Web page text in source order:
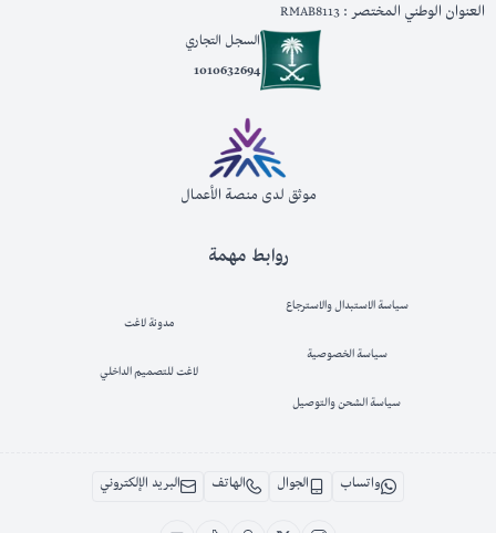
روابط مهمة
سياسة الاستبدال والاسترجاع
سياسة الخصوصية
سياسة الشحن والتوصيل
مدونة لاغت
لاغت للتصميم الداخلي
العنوان الوطني المختصر : RMAB8113
السجل التجاري
1010632694
موثق لدى منصة الأعمال
واتساب الجوال الهاتف البريد الإلكتروني